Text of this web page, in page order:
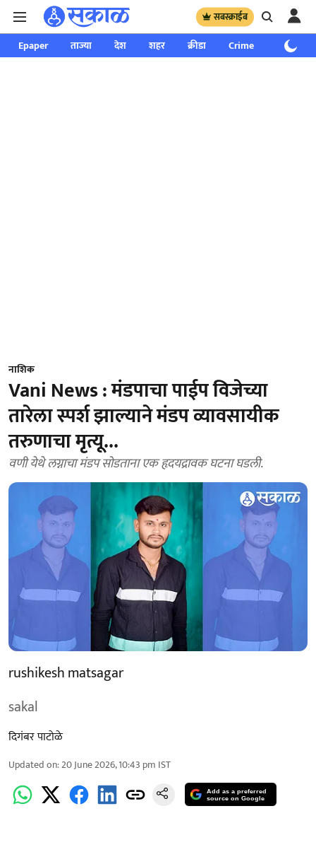
सबस्क्राईब
Epaper ताज्या देश शहर क्रीडा Crime साप्ताहिक
नाशिक
Vani News : मंडपाचा पाईप विजेच्या
तारेला स्पर्श झाल्याने मंडप व्यावसायीक
तरुणाचा मृत्यू...
वणी येथे लग्नाचा मंडप सोडताना एक हृदयद्रावक घटना घडली.
rushikesh matsagar
sakal
दिगंबर पाटोळे
Updated on:20 June 2026, 10:43 pm IST
Add as a preferred
source on Google